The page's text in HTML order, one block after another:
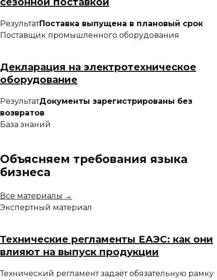
РезультатПоставка выпущена в плановый срок
Поставщик промышленного оборудования
Декларация на электротехническое
оборудование
РезультатДокументы зарегистрированы без
возвратов
База знаний
Объясняем требования языка
бизнеса
Все материалы →
Экспертный материал
Технические регламенты ЕАЭС: как они
влияют на выпуск продукции
Технический регламент задаёт обязательную рамку